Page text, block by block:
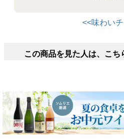
<<味わい
この商品を見た人は、こ